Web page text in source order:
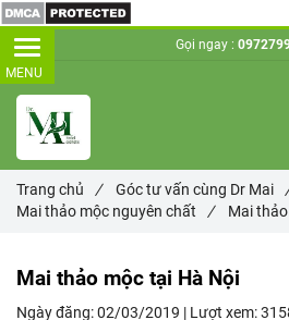
Mai thảo mộc tại Hà Nội
Ngày đăng:02/03/2019 | Lượt xem:
Trang chủ / Góc tư vấn cùng Dr Mai
Mai thảo mộc nguyên chất
/ Mai
Gọi ngay :